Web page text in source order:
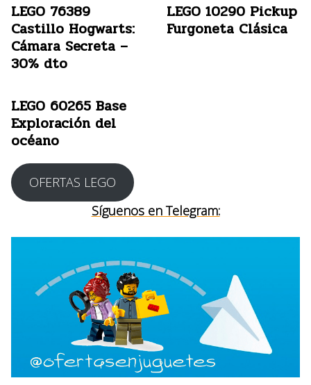
LEGO 76389
Castillo Hogwarts:
Cámara Secreta –
30% dto
LEGO 10290 Pickup
Furgoneta Clásica
LEGO 60265 Base
Exploración del
océano
OFERTAS LEGO
Síguenos en Telegram: